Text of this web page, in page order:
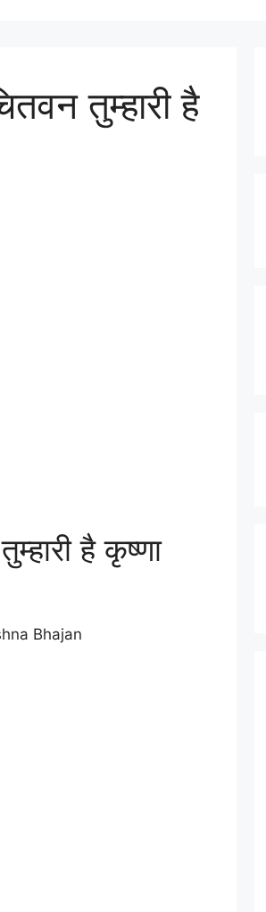
तुम्हारी है
है कृष्णा
Bhajan